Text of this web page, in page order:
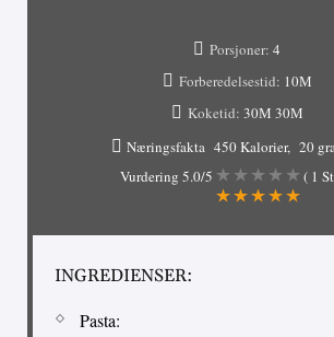
Porsjoner: 4
Forberedelsestid: 10М
Koketid: 30М 30М
Næringsfakta 450 Kalorier
20
Vurdering 5.0/5 ( 1
INGREDIENSER:
Pasta: